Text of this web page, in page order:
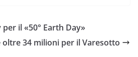
il «50° Earth Day»
oltre 34 milioni per il Varesotto